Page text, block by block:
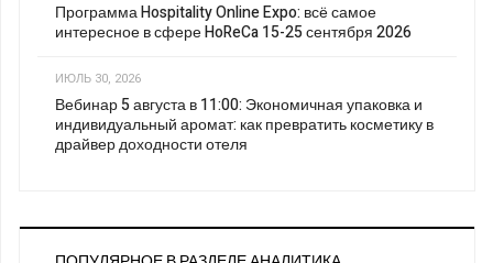
Программа Hospitality Online Expo: всё самое
интересное в сфере HoReCa 15-25 сентября 2026
ИЮЛЬ 30, 2026
Вебинар 5 августа в 11:00: Экономичная упаковка и
индивидуальный аромат: как превратить косметику в
драйвер доходности отеля